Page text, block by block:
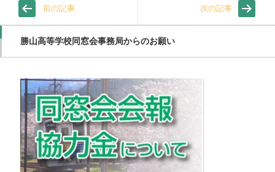
前の記事 次の記事
勝山高等学校同窓会事務局からのお願い